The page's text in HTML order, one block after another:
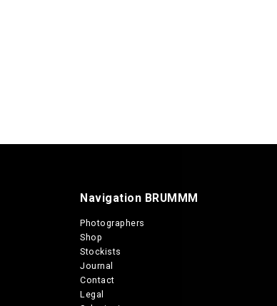
Navigation BRUMMM
Photographers
Shop
Stockists
Journal
Contact
Legal